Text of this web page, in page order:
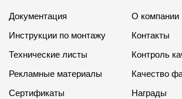
Документация
Инструкции по монтажу
Технические листы
Рекламные материалы
Сертификаты
О компании
Контакты
Контроль
Качество
Награды